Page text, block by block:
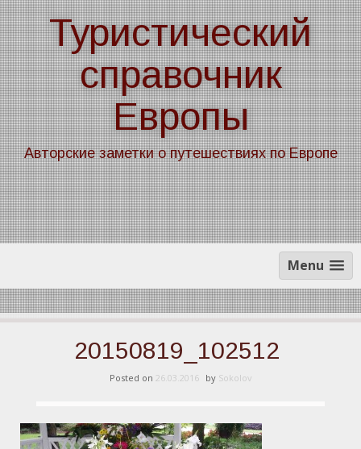
Skip
to
content
Туристический
справочник
Европы
Авторские заметки о путешествиях по Европе
Menu
20150819_102512
Posted on 26.03.2016 by Sokolov